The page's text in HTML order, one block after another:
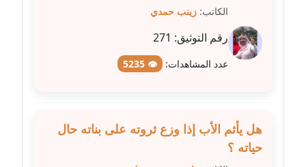
مدونة عبير محمد
عاملة
مدونة عبير مصطفى
مدونة عزة الأمير
عاملة
الكاتب: زينب حمدي
رقم التوثيق: 271
عدد المشاهدات: 👁 5235
هل يأثم الأب إذا وزع ثروته على بناته حال
حياته ؟